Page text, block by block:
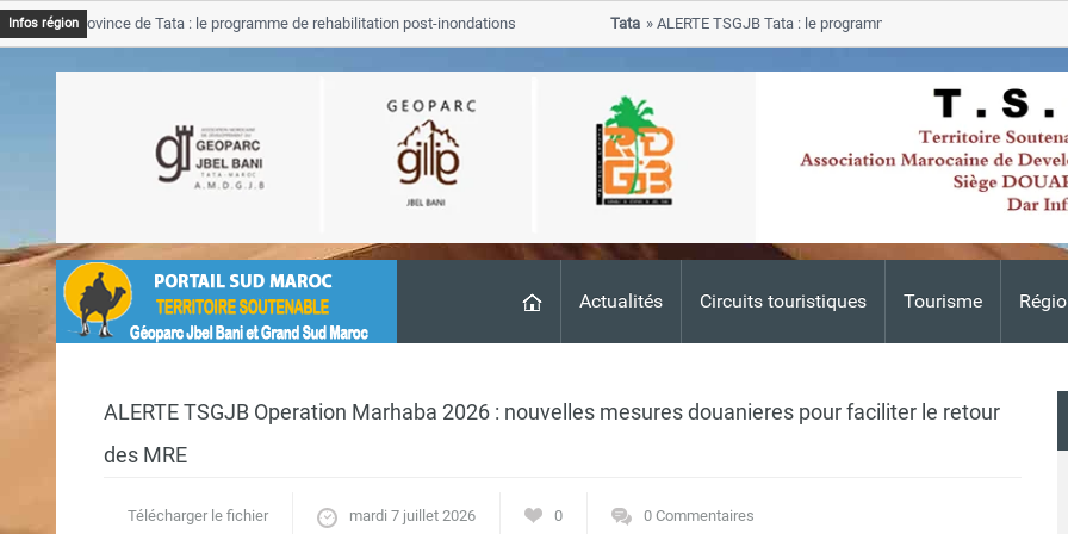
Actualités Circuits touristiques Tourisme
Infos régionProvince de Tata : le programme de rehabilitation post-inondations
ALERTE TSGJB Tata : le programme de rehabilitation post-
progresse dans les zones sinistrees
ALERTE TSGJB Operation Marhaba 2026 : nouvelles mesures douanieres pour faciliter le retour
des MRE
Télécharger le fichier mardi 7 juillet 2026 0 0 Commentaires